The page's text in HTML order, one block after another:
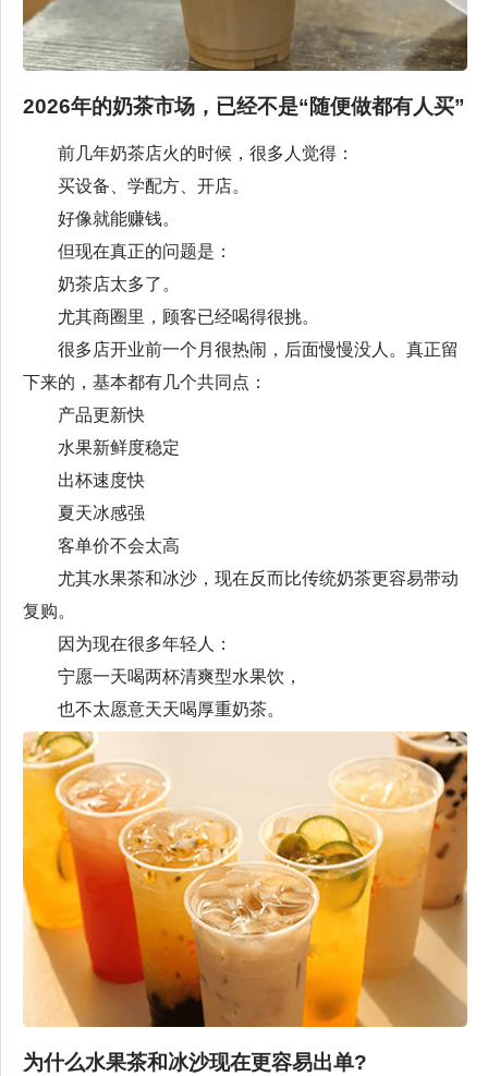
2026年的奶茶市场，已经不是“随便做都有人买”
前几年奶茶店火的时候，很多人觉得：
买设备、学配方、开店。
好像就能赚钱。
但现在真正的问题是：
奶茶店太多了。
尤其商圈里，顾客已经喝得很挑。
很多店开业前一个月很热闹，后面慢慢没人。真正留
下来的，基本都有几个共同点：
产品更新快
水果新鲜度稳定
出杯速度快
夏天冰感强
客单价不会太高
尤其水果茶和冰沙，现在反而比传统奶茶更容易带动
复购。
因为现在很多年轻人：
宁愿一天喝两杯清爽型水果饮，
也不太愿意天天喝厚重奶茶。
为什么水果茶和冰沙现在更容易出单?